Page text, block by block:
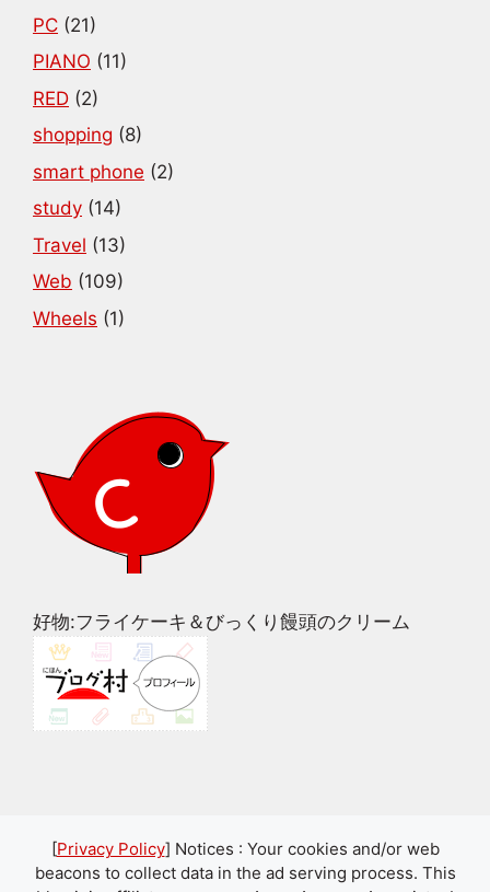
PC (21)
PIANO (11)
RED (2)
shopping (8)
smart phone (2)
study (14)
Travel (13)
Web (109)
Wheels (1)
好物:フライケーキ＆びっくり饅頭のクリーム
[Privacy Policy] Notices : Your cookies and/or web
beacons to collect data in the ad serving process. This